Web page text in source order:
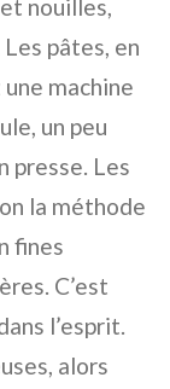
nouilles,
pâtes, en
machine
un peu
presse. Les
la méthode
fines
C’est
l’esprit.
alors